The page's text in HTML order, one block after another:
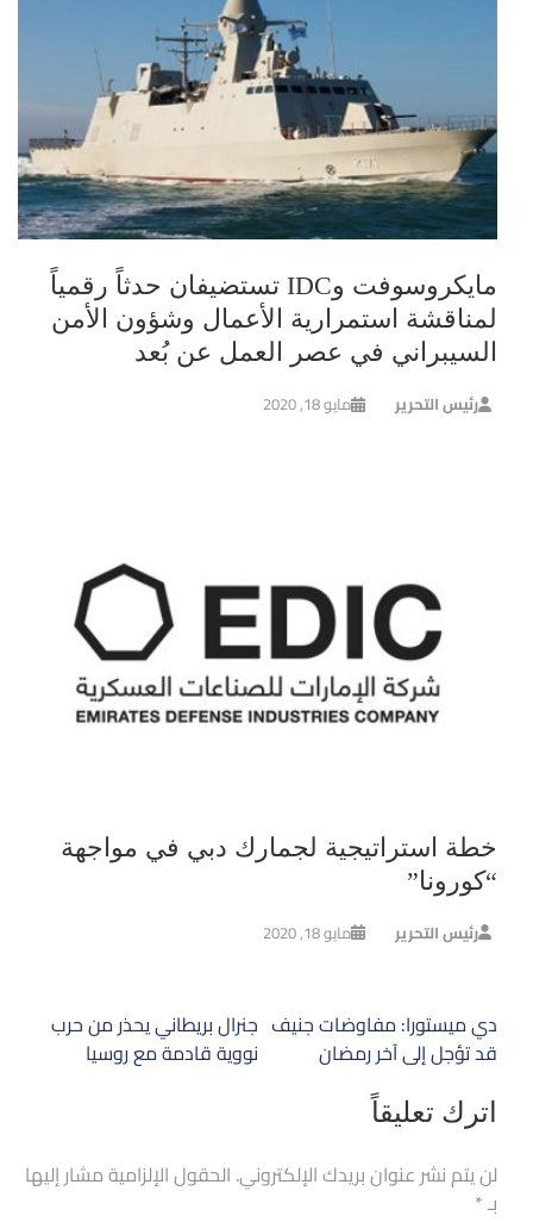
مايكروسوفت وIDC تستضيفان حدثاً رقمياً
لمناقشة استمرارية الأعمال وشؤون الأمن
السيبراني في عصر العمل عن بُعد
رئيس التحرير مايو 18, 2020
خطة استراتيجية لجمارك دبي في مواجهة
“كورونا”
رئيس التحرير مايو 18, 2020
تصفّح
المقالات
جنرال بريطاني يحذر من حرب
نووية قادمة مع روسيا
دي ميستورا: مفاوضات جنيف
قد تؤجل إلى آخر رمضان
اترك تعليقاً
لن يتم نشر عنوان بريدك الإلكتروني. الحقول الإلزامية مشار إليها
بـ*